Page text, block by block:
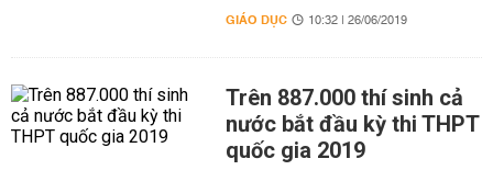
GIÁO DỤC 10:32 | 26/06/2019
Trên 887.000 thí sinh cả
nước bắt đầu kỳ thi THPT
quốc gia 2019